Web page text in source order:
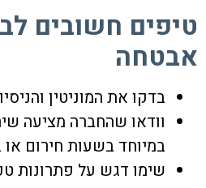
טיפים חשובים
אבטחה
בדקו את המוניטין
וודאו שהחברה מציעה
במיוחד בשעות חירום או
שימו דגש על פתרונות